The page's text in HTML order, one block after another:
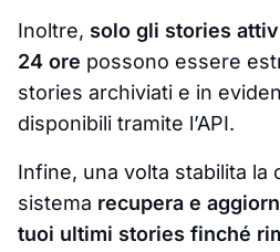
Inoltre, solo gli stories
24 ore possono essere
stories archiviati e in
disponibili tramite l’API.
Infine, una volta stabilita la
sistema recupera e
tuoi ultimi stories finché